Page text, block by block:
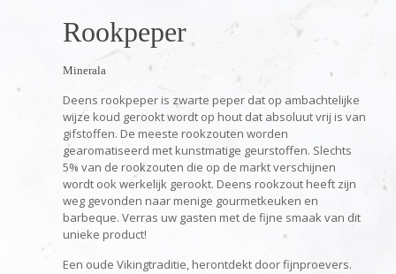
Rookpeper
Minerala
Deens rookpeper is zwarte peper dat op ambachtelijke
wijze koud gerookt wordt op hout dat absoluut vrij is van
gifstoffen. De meeste rookzouten worden
gearomatiseerd met kunstmatige geurstoffen. Slechts
5% van de rookzouten die op de markt verschijnen
wordt ook werkelijk gerookt. Deens rookzout heeft zijn
weg gevonden naar menige gourmetkeuken en
barbeque. Verras uw gasten met de fijne smaak van dit
unieke product!
Een oude Vikingtraditie, herontdekt door fijnproevers.